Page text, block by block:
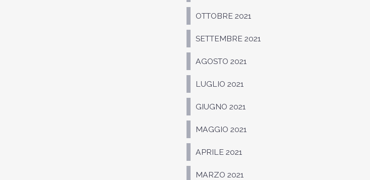
OTTOBRE 2021
SETTEMBRE 2021
AGOSTO 2021
LUGLIO 2021
GIUGNO 2021
MAGGIO 2021
APRILE 2021
MARZO 2021